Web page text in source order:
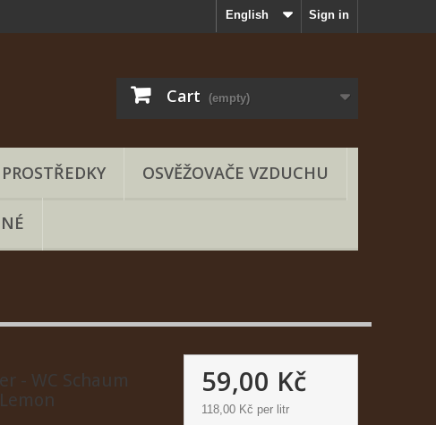
Sign in
English
Cart (empty)
OSVĚŽOVAČE VZDUCHU
- WC Schaum
59,00 Kč
118,00 Kč per litr